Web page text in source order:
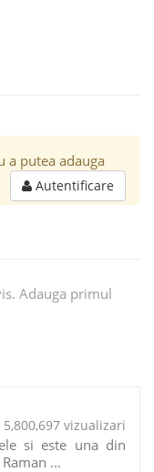
a putea adauga
Autentificare
Adauga primul
5,800,697 vizualizari
si este una din
...